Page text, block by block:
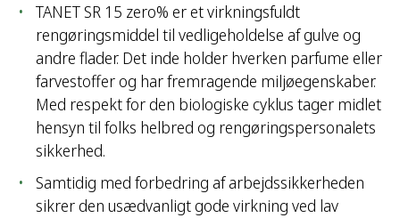
TANET SR 15 zero% er et virkningsfuldt
rengøringsmiddel til vedligeholdelse af gulve og
andre flader. Det inde holder hverken parfume eller
farvestoffer og har fremragende miljøegenskaber.
Med respekt for den biologiske cyklus tager midlet
hensyn til folks helbred og rengøringspersonalets
sikkerhed.
Samtidig med forbedring af arbejdssikkerheden
sikrer den usædvanligt gode virkning ved lav